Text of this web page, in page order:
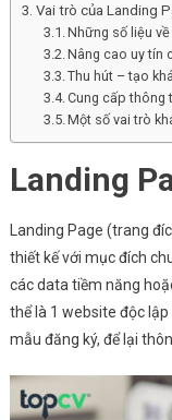
Vai trò của Landing
Những số liệu
Nâng cao uy tín
Thu hút – tạo
Cung cấp thông
Một số vai trò
Landing
Landing Page (trang
thiết kế với mục đích
các data tiềm năng
thể là 1 website độc
mẫu đăng ký, để lại